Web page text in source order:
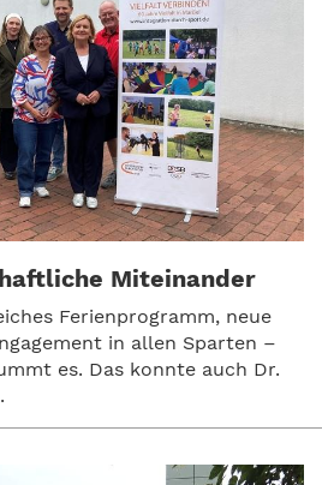
Miteinander
Ferienprogramm, neue
in allen Sparten –
es. Das konnte auch Dr.